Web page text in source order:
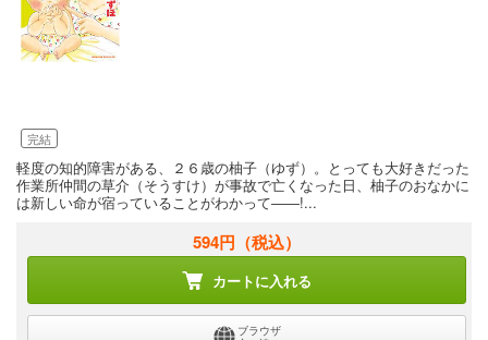
完結
軽度の知的障害がある、２６歳の柚子（ゆず）。とっても大好きだった
作業所仲間の草介（そうすけ）が事故で亡くなった日、柚子のおなかに
は新しい命が宿っていることがわかって――!...
594円 （税込）
カートに入れる
ブラウザ